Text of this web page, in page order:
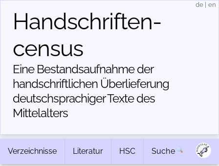
Handschriften­
census
Eine Bestandsaufnahme der
handschriftlichen Über­lieferung
deutschsprachiger Texte des
Mittelalters
de en
Verzeichnisse Literatur HSC Suche